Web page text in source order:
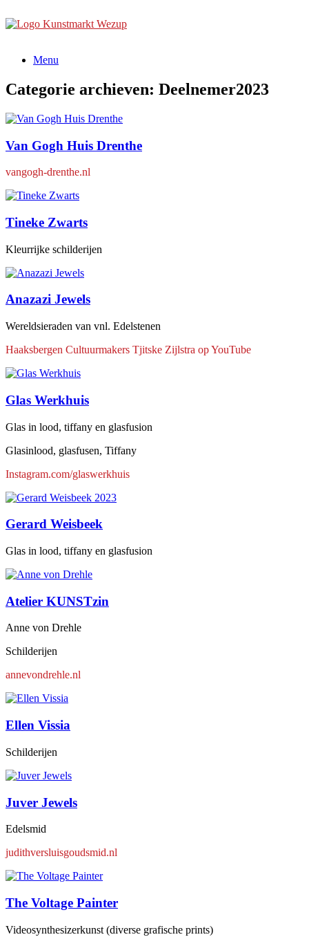
naar
Menu
Categorie archieven: Deelnemer2023
Van Gogh Huis Drenthe
vangogh-drenthe.nl
Tineke Zwarts
Kleurrijke schilderijen
Anazazi Jewels
Wereldsieraden van vnl. Edelstenen
Haaksbergen Cultuurmakers Tjitske Zijlstra op YouTube
Glas Werkhuis
Glas in lood, tiffany en glasfusion
Glasinlood, glasfusen, Tiffany
Instagram.com/glaswerkhuis
Gerard Weisbeek
Glas in lood, tiffany en glasfusion
Atelier KUNSTzin
Anne von Drehle
Schilderijen
annevondrehle.nl
Ellen Vissia
Schilderijen
Juver Jewels
Edelsmid
judithversluisgoudsmid.nl
The Voltage Painter
Videosynthesizerkunst (diverse grafische prints)